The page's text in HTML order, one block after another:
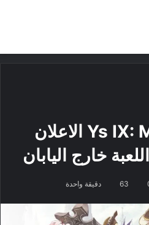
Ys IX: Monstrum Nox الاعلان
خارج اليابان
63 دقيقة واحدة